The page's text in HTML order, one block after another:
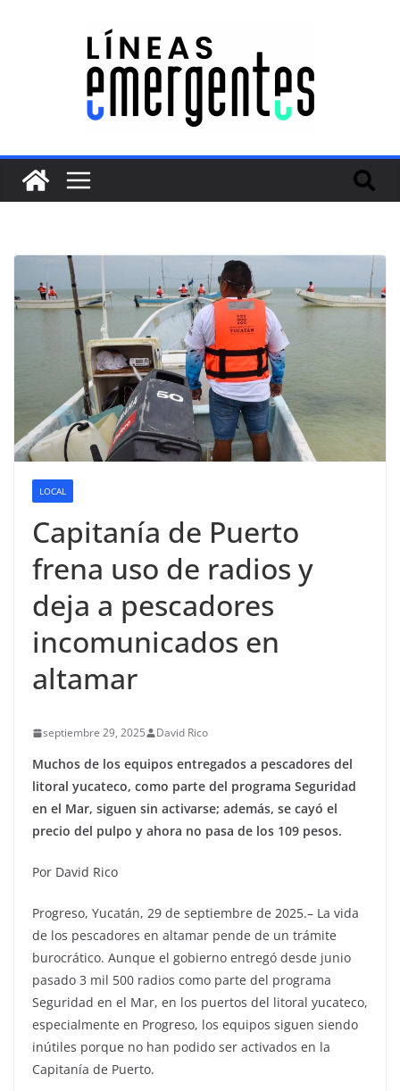
LOCAL
Capitanía de Puerto
frena uso de radios y
deja a pescadores
incomunicados en
altamar
septiembre 29, 2025 David Rico
Muchos de los equipos entregados a pescadores del
litoral yucateco, como parte del programa Seguridad
en el Mar, siguen sin activarse; además, se cayó el
precio del pulpo y ahora no pasa de los 109 pesos.
Por David Rico
Progreso, Yucatán, 29 de septiembre de 2025.– La vida
de los pescadores en altamar pende de un trámite
burocrático. Aunque el gobierno entregó desde junio
pasado 3 mil 500 radios como parte del programa
Seguridad en el Mar, en los puertos del litoral yucateco,
especialmente en Progreso, los equipos siguen siendo
inútiles porque no han podido ser activados en la
Capitanía de Puerto.